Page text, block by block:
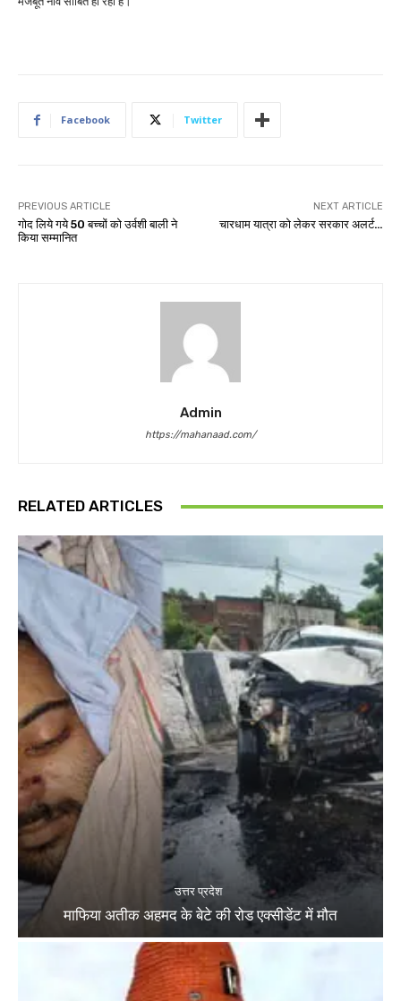
Facebook Twitter
PREVIOUS ARTICLE
गोद लिये गये 50 बच्चों को उर्वशी बाली ने
किया सम्मानित
NEXT ARTICLE
चारधाम यात्रा को लेकर सरकार अलर्ट…
Admin
https://mahanaad.com/
RELATED ARTICLES
उत्तर प्रदेश
माफिया अतीक अहमद के बेटे की रोड एक्सीडेंट में मौत